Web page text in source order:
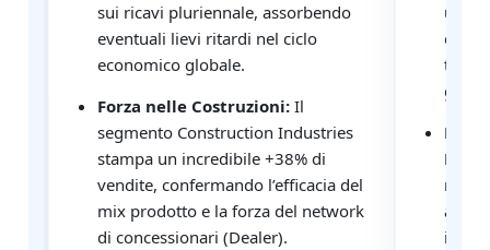
sui ricavi pluriennale, assorbendo
eventuali lievi ritardi nel ciclo
economico globale.
Forza nelle Costruzioni: Il
segmento Construction Industries
stampa un incredibile +38% di
vendite, confermando l’efficacia del
mix prodotto e la forza del network
di concessionari (Dealer).
un
e
giù il
retto
alti